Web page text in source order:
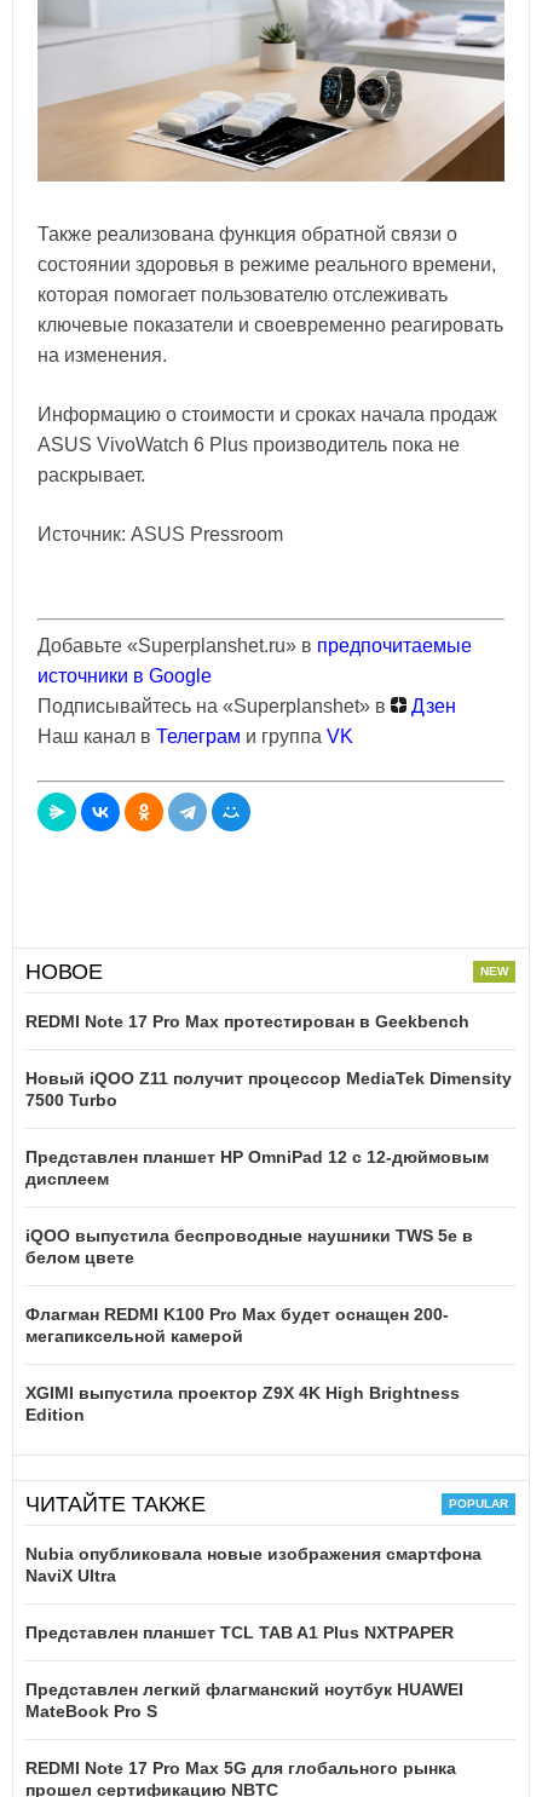
Также реализована функция обратной связи о
состоянии здоровья в режиме реального времени,
которая помогает пользователю отслеживать
ключевые показатели и своевременно реагировать
на изменения.
Информацию о стоимости и сроках начала продаж
ASUS VivoWatch 6 Plus производитель пока не
раскрывает.
Источник: ASUS Pressroom
Добавьте «Superplanshet.ru» в предпочитаемые
источники в Google
Подписывайтесь на «Superplanshet» в
Дзен
Наш канал в Телеграм и группа VK
НОВОЕ
REDMI Note 17 Pro Max протестирован в Geekbench
Новый iQOO Z11 получит процессор MediaTek Dimensity
7500 Turbo
Представлен планшет HP OmniPad 12 с 12-дюймовым
дисплеем
iQOO выпустила беспроводные наушники TWS 5e в
белом цвете
Флагман REDMI K100 Pro Max будет оснащен 200-
мегапиксельной камерой
XGIMI выпустила проектор Z9X 4K High Brightness
Edition
ЧИТАЙТЕ ТАКЖЕ
Nubia опубликовала новые изображения смартфона
NaviX Ultra
Представлен планшет TCL TAB A1 Plus NXTPAPER
Представлен легкий флагманский ноутбук HUAWEI
MateBook Pro S
REDMI Note 17 Pro Max 5G для глобального рынка
прошел сертификацию NBTC